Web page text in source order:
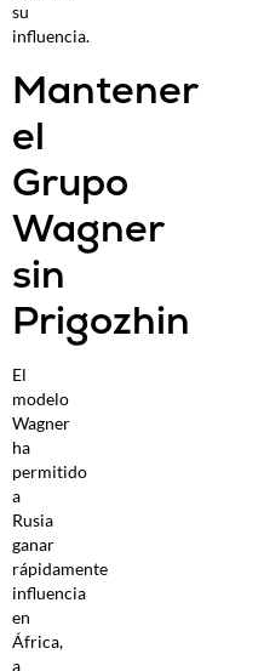
su
influencia.
Mantener
el
Grupo
Wagner
sin
Prigozhin
El
modelo
Wagner
ha
permitido
a
Rusia
ganar
rápidamente
influencia
en
África,
a